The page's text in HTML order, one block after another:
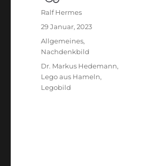
Autor
Ralf Hermes
Veröffentlicht
am
29 Januar, 2023
Kategorien
Allgemeines,
Nachdenkbild
Schlagwörter
Dr. Markus Hedemann,
Lego aus Hameln,
Legobild